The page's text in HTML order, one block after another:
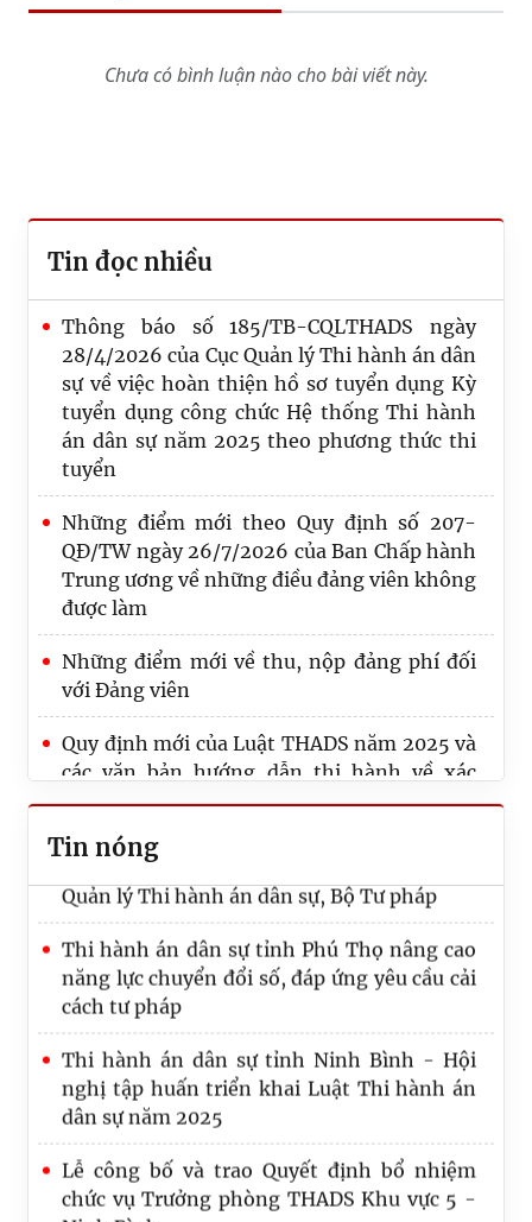
Chưa có bình luận nào cho bài viết này.
Tin đọc nhiều
Thông báo số 185/TB-CQLTHADS ngày
28/4/2026 của Cục Quản lý Thi hành án dân
sự về việc hoàn thiện hồ sơ tuyển dụng Kỳ
tuyển dụng công chức Hệ thống Thi hành
án dân sự năm 2025 theo phương thức thi
tuyển
Những điểm mới theo Quy định số 207-
QĐ/TW ngày 26/7/2026 của Ban Chấp hành
Trung ương về những điều đảng viên không
được làm
Những điểm mới về thu, nộp đảng phí đối
với Đảng viên
Quy định mới của Luật THADS năm 2025 và
các văn bản hướng dẫn thi hành về xác
minh điều kiện thi hành án, thông báo thi
hành án
Quy định số 20-QĐ/TW về thi hành Điều lệ
Đảng: Một số vấn đề cần lưu ý về phân cấp
trong tổ chức thực hiện
Lãnh đạo Cục Quản lý Thi hành án dân sự và
Trưởng, Phó Ban
Tin nóng
Thi hành án dân sự Thành phố Hồ Chí Minh
thi hành xong hơn 50 nghìn tỷ đồng sau 07
Công bố Quyết định công tác cán bộ tại Cục
Thi hành án dân sự tỉnh Phú Thọ nâng cao
năng lực chuyển đổi số, đáp ứng yêu cầu cải
cách tư pháp
Thi hành án dân sự tỉnh Ninh Bình - Hội
nghị tập huấn triển khai Luật Thi hành án
dân sự năm 2025
Lễ công bố và trao Quyết định bổ nhiệm
chức vụ Trưởng phòng THADS Khu vực 5 -
Ninh Bình